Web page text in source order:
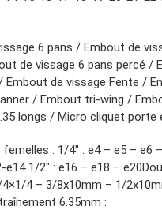
6 pans / Embout de
de vissage 6 pans percé /
Embout de vissage Fente /
/ Embout tri-wing /
longs / Micro cliquet porte
: 1/4″ : e4 – e5 – e6
e14 1/2″ : e16 – e18 –
4 – 3/8x10mm – 1/
6.35mm :